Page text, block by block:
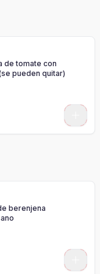
de tomate con
pueden quitar)
berenjena